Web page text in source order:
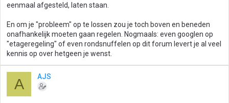
eenmaal afgesteld, laten staan.
En om je "probleem" op te lossen zou je toch boven en beneden
onafhankelijk moeten gaan regelen. Nogmaals: even googlen op
"etageregeling" of even rondsnuffelen op dit forum levert je al veel
kennis op over hetgeen je wenst.
A AJS